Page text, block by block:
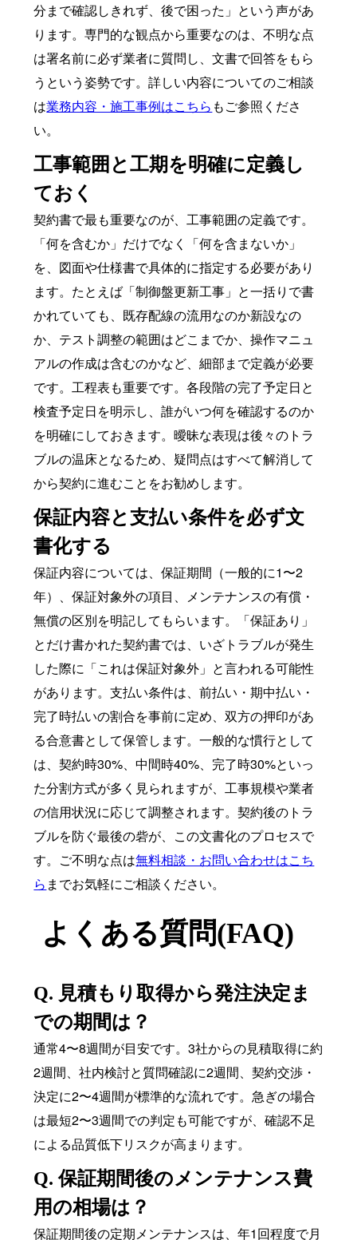
分まで確認しきれず、後で困った」という声があ
ります。専門的な観点から重要なのは、不明な点
は署名前に必ず業者に質問し、文書で回答をもら
うという姿勢です。詳しい内容についてのご相談
は業務内容・施工事例はこちら もご参照くださ
い。
工事範囲と工期を明確に定義し
ておく
契約書で最も重要なのが、工事範囲の定義です。
「何を含むか」だけでなく「何を含まないか」
を、図面や仕様書で具体的に指定する必要があり
ます。たとえば「制御盤更新工事」と一括りで書
かれていても、既存配線の流用なのか新設なの
か、テスト調整の範囲はどこまでか、操作マニュ
アルの作成は含むのかなど、細部まで定義が必要
です。工程表も重要です。各段階の完了予定日と
検査予定日を明示し、誰がいつ何を確認するのか
を明確にしておきます。曖昧な表現は後々のトラ
ブルの温床となるため、疑問点はすべて解消して
から契約に進むことをお勧めします。
保証内容と支払い条件を必ず文
書化する
保証内容については、保証期間（一般的に1〜2
年）、保証対象外の項目、メンテナンスの有償・
無償の区別を明記してもらいます。「保証あり」
とだけ書かれた契約書では、いざトラブルが発生
した際に「これは保証対象外」と言われる可能性
があります。支払い条件は、前払い・期中払い・
完了時払いの割合を事前に定め、双方の押印があ
る合意書として保管します。一般的な慣行として
は、契約時30%、中間時40%、完了時30%といっ
た分割方式が多く見られますが、工事規模や業者
の信用状況に応じて調整されます。契約後のトラ
ブルを防ぐ最後の砦が、この文書化のプロセスで
す。ご不明な点は無料相談・お問い合わせはこち
ら までお気軽にご相談ください。
よくある質問(FAQ)
Q. 見積もり取得から発注決定ま
での期間は？
通常4〜8週間が目安です。3社からの見積取得に約
2週間、社内検討と質問確認に2週間、契約交渉・
決定に2〜4週間が標準的な流れです。急ぎの場合
は最短2〜3週間での判定も可能ですが、確認不足
による品質低下リスクが高まります。
Q. 保証期間後のメンテナンス費
用の相場は？
保証期間後の定期メンテナンスは、年1回程度で月